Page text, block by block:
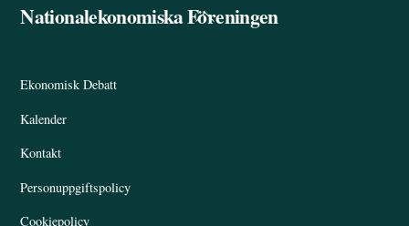
Back
Nationalekonomiska Föreningen
Ekonomisk Debatt
Kalender
Kontakt
Personuppgiftspolicy
Cookiepolicy